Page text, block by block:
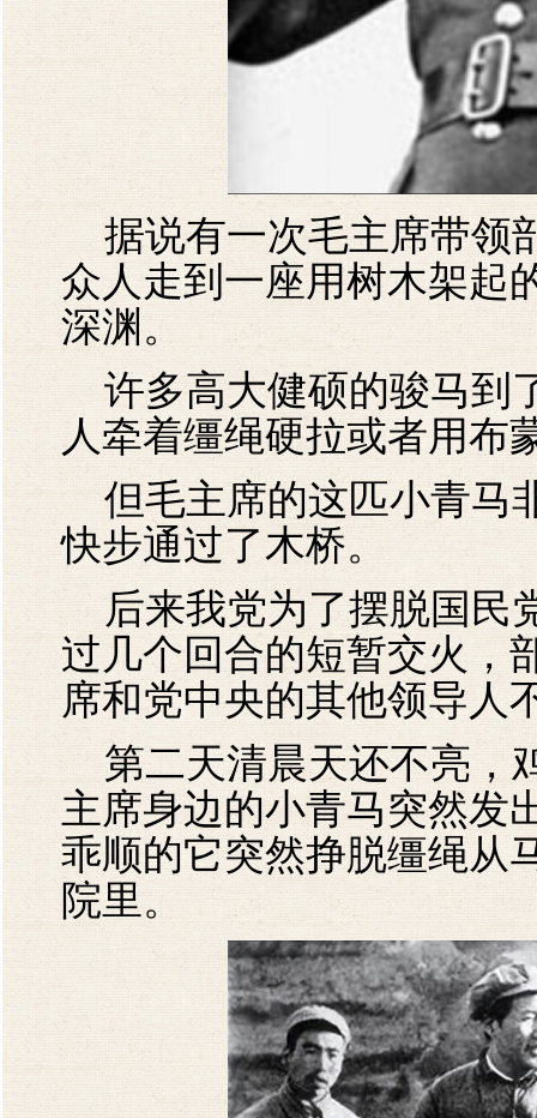
据说有一次毛主席带领
众人走到一座用树木架起
深渊。
许多高大健硕的骏马到
人牵着缰绳硬拉或者用布
但毛主席的这匹小青马
快步通过了木桥。
后来我党为了摆脱国民
过几个回合的短暂交火，
席和党中央的其他领导人
第二天清晨天还不亮，
主席身边的小青马突然发
乖顺的它突然挣脱缰绳从
院里。